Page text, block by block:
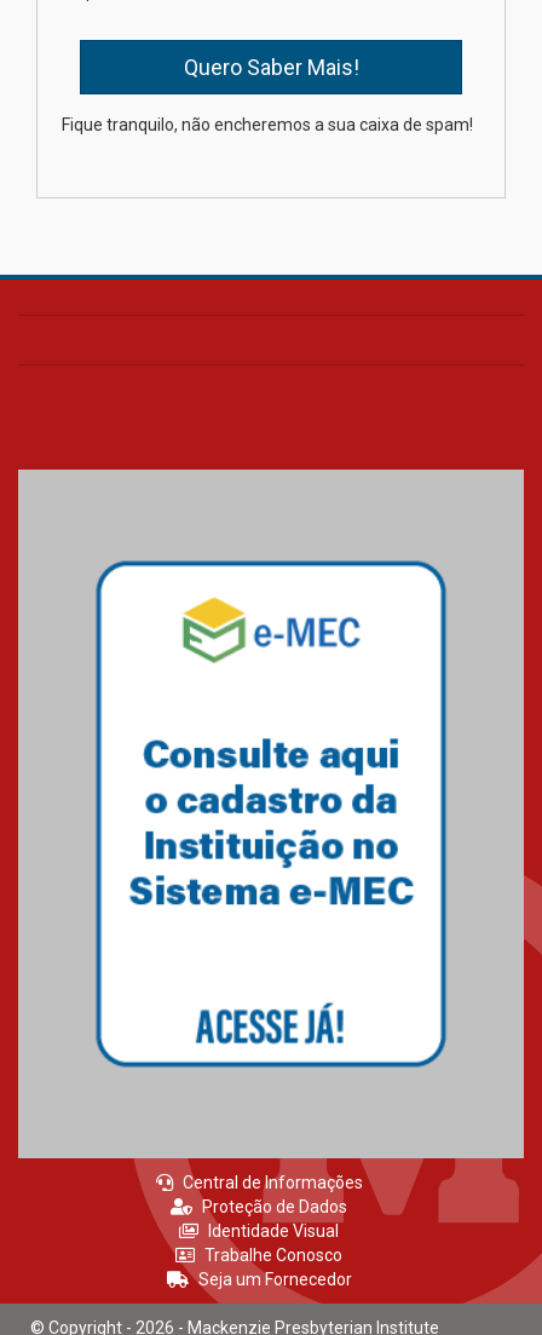
na educação dos filhos além da
Fique tranquilo, não encheremos a sua caixa de spam!
Central de Informações
Proteção de Dados
Identidade Visual
Trabalhe Conosco
Seja um Fornecedor
© Copyright - 2026 - Mackenzie Presbyterian Institute